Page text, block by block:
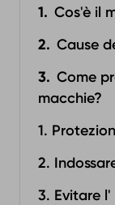
Cos'è il
Cause
Come
macchie?
1.
2.
3. Evitare